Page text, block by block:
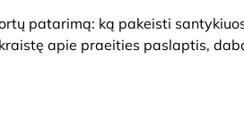
patarimą: ką pakeisti
apie praeities paslaptis,